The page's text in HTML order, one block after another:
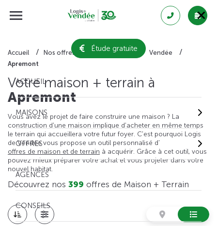
Étude gratuite
ACCUEIL
MAISONS
OFFRES
AGENCES
CONSEILS
Accueil Nos offres de maison + terrain
Vendée
Apremont
Votre maison + terrain à
Apremont
Vous avez le projet de faire construire une maison ? La
construction d'une maison implique d'acheter en même temps
le terrain qui accueillera votre futur foyer. C'est pourquoi Logis
de Vendée vous propose un outil personnalisé d'
offres de maison et de terrain à acquérir. Grâce à cet outil, vous
pouvez mieux préparer votre achat et vous projeter dans votre
nouvel habitat.
Découvrez nos 399 offres de Maison + Terrain